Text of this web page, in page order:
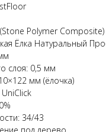
Polymer Composite)
Ёлка Натуральный
слоя: 0,5 мм
мм (ёлочка)
34/43